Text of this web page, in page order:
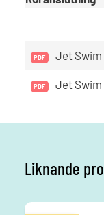
Jet Swim
Jet Swim
Liknande